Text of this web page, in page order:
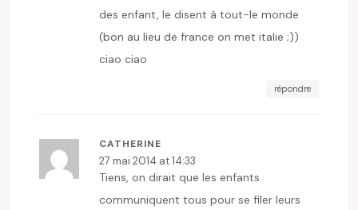
des enfant, le disent à tout-le monde
(bon au lieu de france on met italie ;))
ciao ciao
répondre
CATHERINE
27 mai 2014 at 14:33
Tiens, on dirait que les enfants
communiquent tous pour se filer leurs